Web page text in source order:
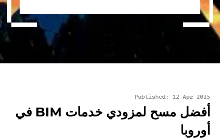
Published: 12 Apr 2025
أفضل مسح لمزودي خدمات BIM في
أوروبا